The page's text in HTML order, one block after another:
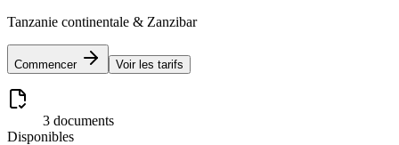
Tanzanie continentale & Zanzibar
Commencer Voir les tarifs
3 documents
Disponibles